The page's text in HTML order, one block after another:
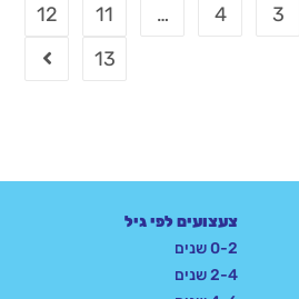
3
4
…
11
12
13
צעצועים לפי גיל
0-2 שנים
2-4 שנים